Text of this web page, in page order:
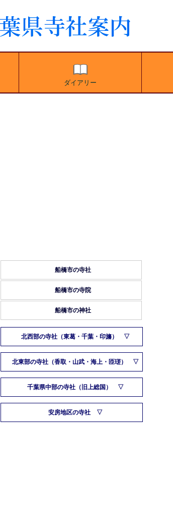
ダイアリー
船橋市の寺社
船橋市の寺院
船橋市の神社
北西部の寺社（東葛・千葉・印旛）
北東部の寺社（香取・山武・海上・匝瑳）
千葉県中部の寺社（旧上総国）
安房地区の寺社